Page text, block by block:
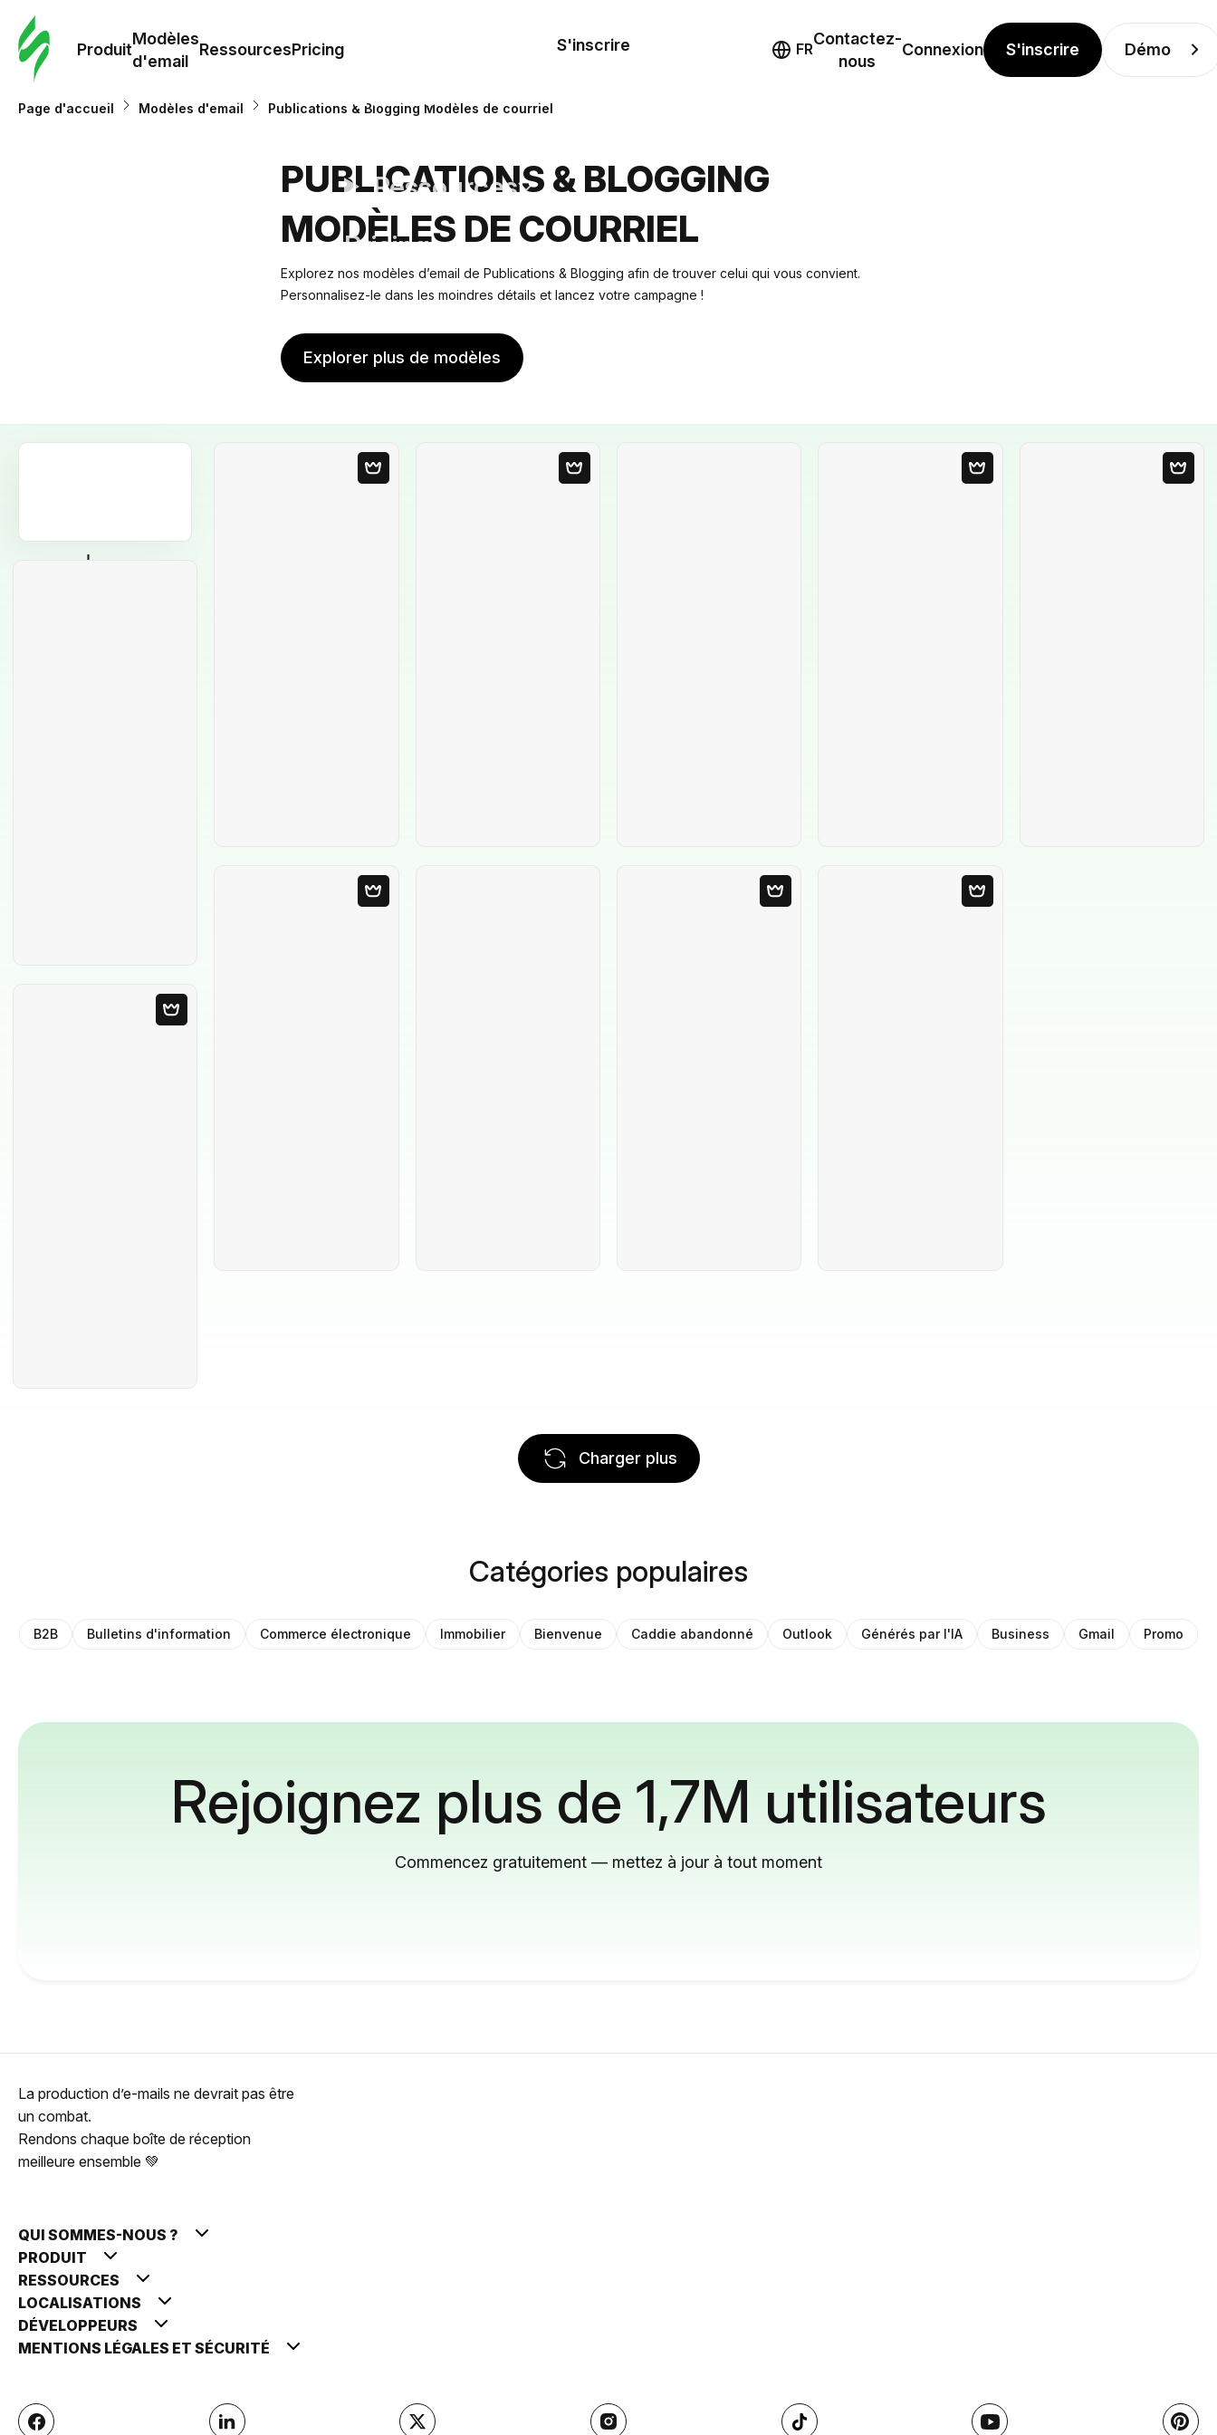
Produit
Modèles
d'email
RessourcesPricing
Modèles
d'email
Ressources
Pricing
S'inscrire FR
Contactez-
nous
Connexion S'inscrire Démo
Page d'accueil Modèles d'email Publications & Blogging Modèles de courriel
PUBLICATIONS & BLOGGING
MODÈLES DE COURRIEL
Explorez nos modèles d’email de Publications & Blogging afin de trouver celui qui vous convient.
Personnalisez-le dans les moindres détails et lancez votre campagne !
Explorer plus de modèles
Charger plus
Catégories populaires
B2B Bulletins d'information Commerce électronique Immobilier Bienvenue Caddie abandonné Outlook Générés par l'IA Business Gmail Promo
Rejoignez plus de 1,7M utilisateurs
Commencez gratuitement — mettez à jour à tout moment
La production d’e-mails ne devrait pas être
un combat.
Rendons chaque boîte de réception
meilleure ensemble 💚
QUI SOMMES-NOUS ?
PRODUIT
RESSOURCES
LOCALISATIONS
DÉVELOPPEURS
MENTIONS LÉGALES ET SÉCURITÉ